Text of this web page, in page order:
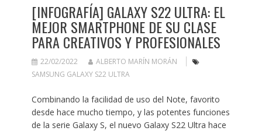
[INFOGRAFÍA] GALAXY S22 ULTRA: EL
MEJOR SMARTPHONE DE SU CLASE
PARA CREATIVOS Y PROFESIONALES
22/02/2022
ALBERTO MARÍN MORÁN
SAMSUNG GALAXY S22 ULTRA
Combinando la facilidad de uso del Note, favorito
desde hace mucho tiempo, y las potentes funciones
de la serie Galaxy S, el nuevo Galaxy S22 Ultra hace